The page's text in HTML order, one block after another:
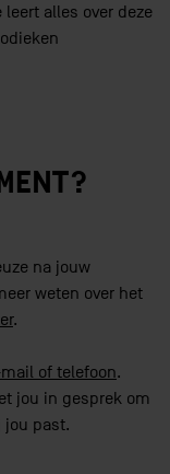
leert alles over deze
na jouw
weten over het
.
of telefoon.
jou in gesprek om
jou past.